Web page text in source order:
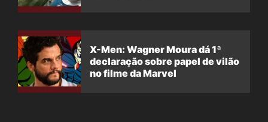
X-Men: Wagner Moura dá 1ª
declaração sobre papel de vilão
no filme da Marvel